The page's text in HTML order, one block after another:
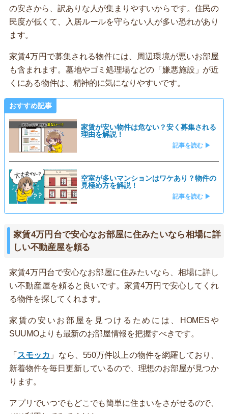
の安さから、訳ありな人が集まりやすいからです。住民の
民度が低くて、入居ルールを守らない人が多い恐れがあり
ます。
家賃4万円で募集される物件には、周辺環境が悪いお部屋
も含まれます。墓地やゴミ処理場などの「嫌悪施設」が近
くにある物件は、精神的に気になりやすいです。
おすすめ記事
家賃が安い物件は危ない？安く募集される
理由を解説！
記事を読む ▶
空室が多いマンションはワケあり？物件の
見極め方を解説！
記事を読む ▶
家賃4万円台で安心なお部屋に住みたいなら相場に詳
しい不動産屋を頼る
家賃4万円台で安心なお部屋に住みたいなら、相場に詳し
い不動産屋を頼ると良いです。家賃4万円で安心してくれ
る物件を探してくれます。
家賃の安いお部屋を見つけるためには、HOMESや
SUUMOよりも最新のお部屋情報を把握すべきです。
「 スモッカ 」なら、550万件以上の物件を網羅しており、
新着物件を毎日更新しているので、理想のお部屋が見つか
ります。
アプリでいつでもどこでも簡単に住まいをさがせるので、